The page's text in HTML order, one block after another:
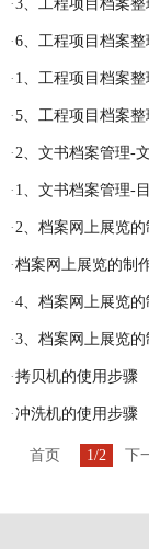
·3、工程项目档案
·
· 1、工程项目档案
·5、工程项目档案
· 2、文书档案管理-
· 1、文书档案管理-
· 2、档案网上展览
·档案网上展览的制
·4、档案网上展览
·3、档案网上展览
·拷贝机的使用步骤
·冲洗机的使用步骤
首页 1/2 下